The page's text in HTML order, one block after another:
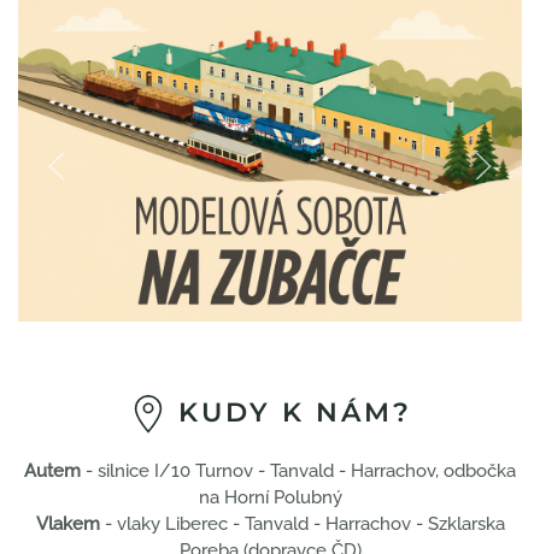
KUDY K NÁM?
Autem - silnice I/10 Turnov - Tanvald - Harrachov, odbočka
na Horní Polubný
Vlakem- vlaky Liberec - Tanvald - Harrachov - Szklarska